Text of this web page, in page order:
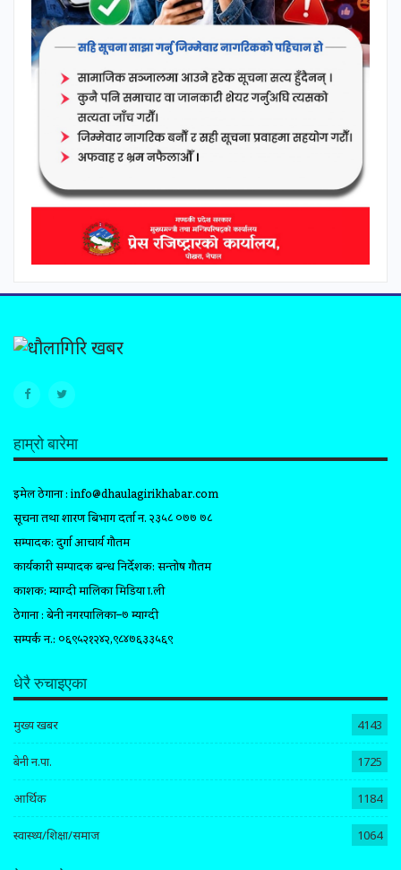
हाम्रो बारेमा
इमेल ठेगाना :info@dhaulagirikhabar.com
सूचना तथा प्रशारण बिभाग दर्ता न. २३५८ ०७७ ७८
सम्पादक: दुर्गा आचार्य गौतम
कार्यकारी सम्पादक प्रबन्ध निर्देशक: सन्तोष गौतम
प्रकाशक: म्याग्दी मालिका मिडिया प्रा.ली
ठेगाना : बेनी नगरपालिका–७ म्याग्दी
सम्पर्क न.: ०६९५२१२४२,९८४७६३३५६९
धेरै रुचाइएका
मुख्य खबर 4143
बेनी न.पा. 1725
आर्थिक 1184
स्वास्थ्य/शिक्षा/समाज 1064